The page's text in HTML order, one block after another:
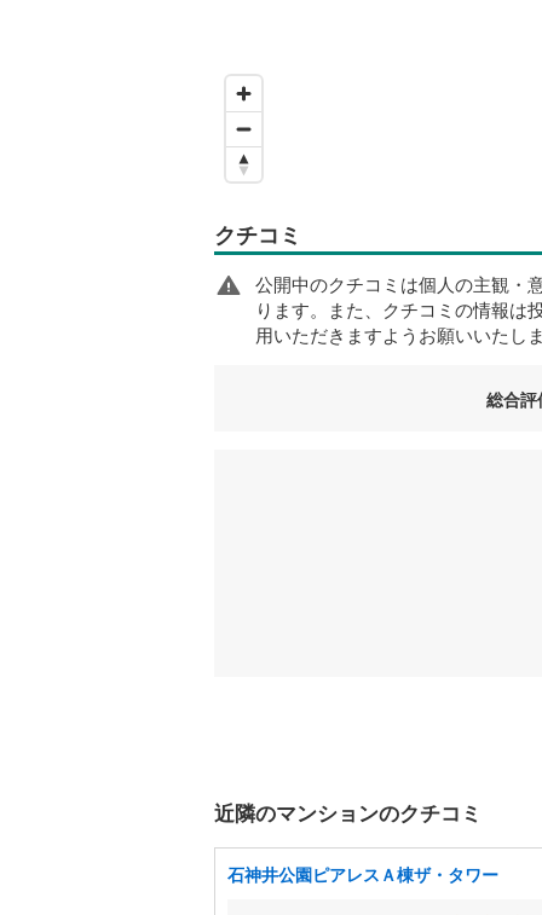
クチコミ
公開中のクチコミは個人の主観・
ります。また、クチコミの情報は
用いただきますようお願いいたし
総合評
近隣のマンションのクチコミ
石神井公園ピアレスＡ棟ザ・タワー